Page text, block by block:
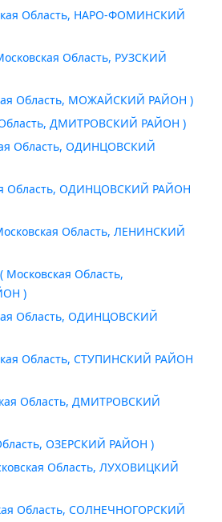
Область, НАРО-ФОМИНСКИЙ
Область, РУЗСКИЙ
Область, МОЖАЙСКИЙ РАЙОН )
Область, ДМИТРОВСКИЙ РАЙОН )
Область, ОДИНЦОВСКИЙ
Область, ОДИНЦОВСКИЙ РАЙОН
Область, ЛЕНИНСКИЙ
Московская Область,
)
Область, ОДИНЦОВСКИЙ
Область, СТУПИНСКИЙ РАЙОН
Область, ДМИТРОВСКИЙ
ОЗЕРСКИЙ РАЙОН )
Область, ЛУХОВИЦКИЙ
Область, СОЛНЕЧНОГОРСКИЙ